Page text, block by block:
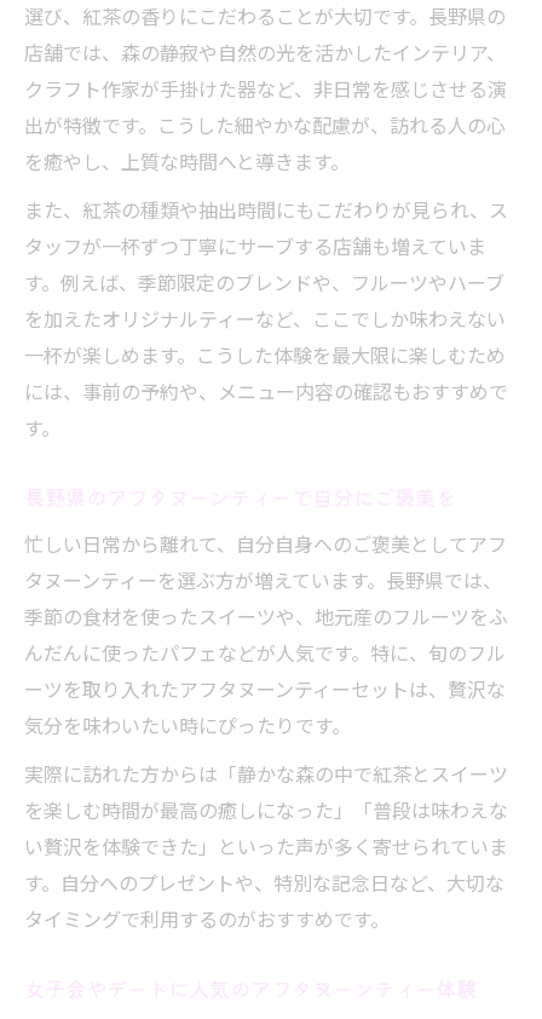
選び、紅茶の香りにこだわることが大切です。長野県の
店舗では、森の静寂や自然の光を活かしたインテリア、
クラフト作家が手掛けた器など、非日常を感じさせる演
出が特徴です。こうした細やかな配慮が、訪れる人の心
を癒やし、上質な時間へと導きます。
また、紅茶の種類や抽出時間にもこだわりが見られ、ス
タッフが一杯ずつ丁寧にサーブする店舗も増えていま
す。例えば、季節限定のブレンドや、フルーツやハーブ
を加えたオリジナルティーなど、ここでしか味わえない
一杯が楽しめます。こうした体験を最大限に楽しむため
には、事前の予約や、メニュー内容の確認もおすすめで
す。
忙しい日常から離れて、自分自身へのご褒美としてアフ
タヌーンティーを選ぶ方が増えています。長野県では、
季節の食材を使ったスイーツや、地元産のフルーツをふ
んだんに使ったパフェなどが人気です。特に、旬のフル
ーツを取り入れたアフタヌーンティーセットは、贅沢な
気分を味わいたい時にぴったりです。
実際に訪れた方からは「静かな森の中で紅茶とスイーツ
を楽しむ時間が最高の癒しになった」「普段は味わえな
い贅沢を体験できた」といった声が多く寄せられていま
す。自分へのプレゼントや、特別な記念日など、大切な
タイミングで利用するのがおすすめです。